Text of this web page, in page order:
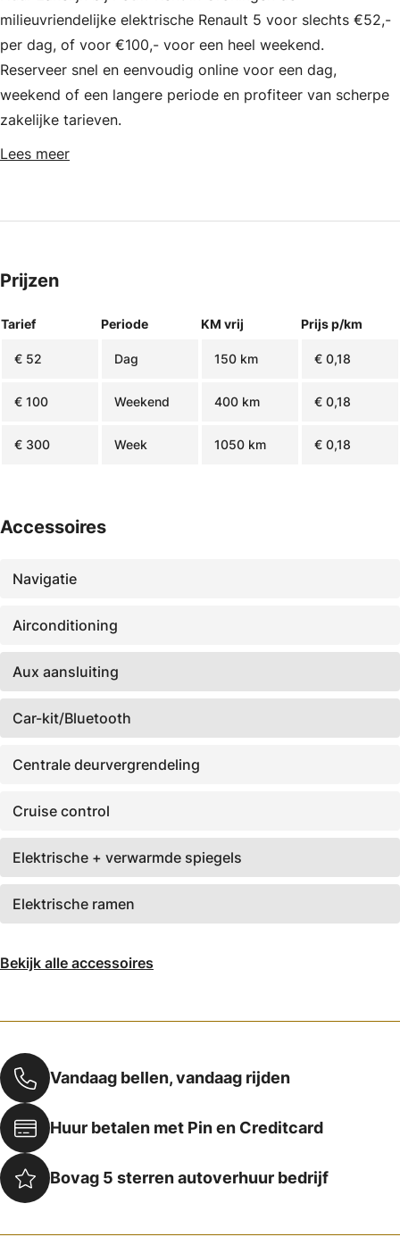
milieuvriendelijke elektrische Renault 5 voor slechts €52,-
per dag, of voor €100,- voor een heel weekend.
Reserveer snel en eenvoudig online voor een dag,
weekend of een langere periode en profiteer van scherpe
zakelijke tarieven.
Lees meer
Prijzen
Tarief Periode KM vrij Prijs p/km
€ 52 Dag 150 km € 0,18
€ 100 Weekend 400 km € 0,18
€ 300 Week 1050 km € 0,18
Accessoires
Navigatie
Airconditioning
Aux aansluiting
Car-kit/Bluetooth
Centrale deurvergrendeling
Cruise control
Elektrische + verwarmde spiegels
Elektrische ramen
Bekijk alle accessoires
Vandaag bellen, vandaag rijden
Huur betalen met Pin en Creditcard
Bovag 5 sterren autoverhuur bedrijf